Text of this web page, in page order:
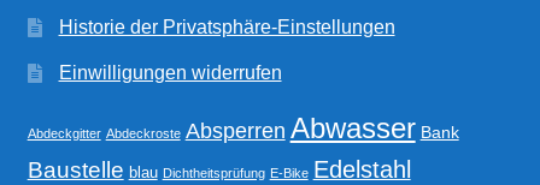
Historie der Privatsphäre-Einstellungen
Einwilligungen widerrufen
Abdeckgitter Abdeckroste Absperren Abwasser Bank
Baustelle blau Dichtheitsprüfung E-Bike Edelstahl